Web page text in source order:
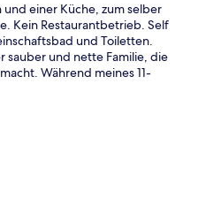
und einer Küche, zum selber
Kein Restaurantbetrieb. Self
und Toiletten.
sauber und nette Familie, die
Während meines 11-